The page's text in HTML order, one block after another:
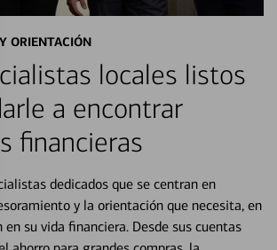
ORIENTACIÓN
locales listos
a encontrar
financieras
dedicados que se centran en
y la orientación que necesita, en
su vida financiera. Desde sus cuentas